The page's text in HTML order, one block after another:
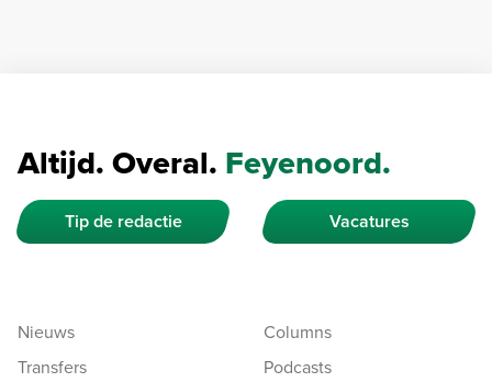
Altijd. Overal. Feyenoord.
Tip de redactie Vacatures
Nieuws
Transfers
Columns
Podcasts